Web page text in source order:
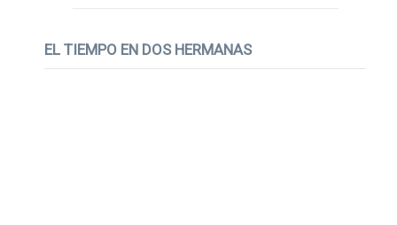
EL TIEMPO EN DOS HERMANAS